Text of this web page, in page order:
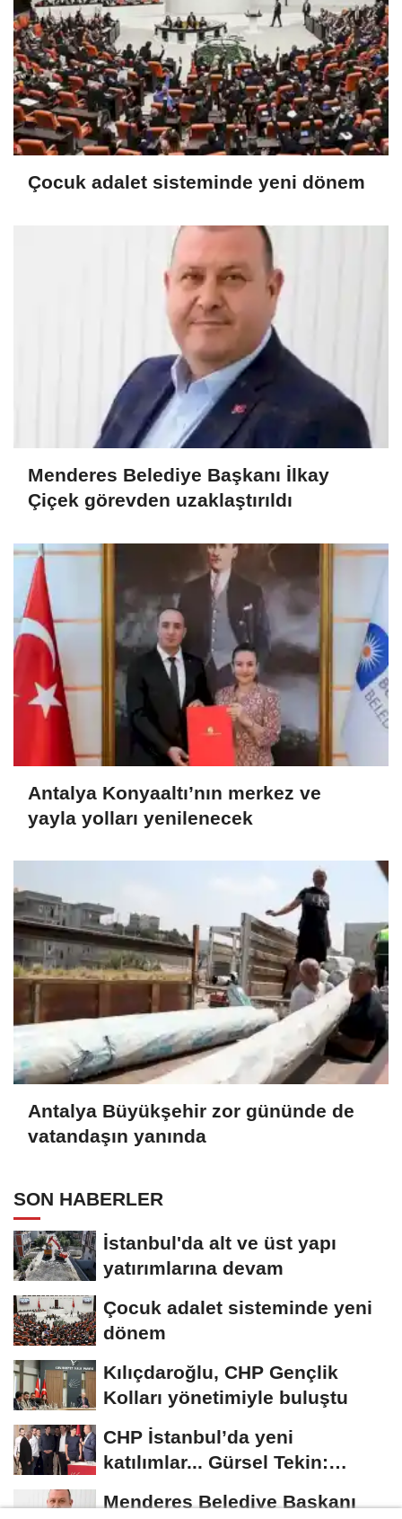
Çocuk adalet sisteminde yeni dönem
Menderes Belediye Başkanı İlkay
Çiçek görevden uzaklaştırıldı
Antalya Konyaaltı’nın merkez ve
yayla yolları yenilenecek
Antalya Büyükşehir zor gününde de
vatandaşın yanında
SON HABERLER
İstanbul'da alt ve üst yapı
yatırımlarına devam
Çocuk adalet sisteminde yeni
dönem
Kılıçdaroğlu, CHP Gençlik
Kolları yönetimiyle buluştu
CHP İstanbul’da yeni
katılımlar... Gürsel Tekin:
Menderes Belediye Başkanı